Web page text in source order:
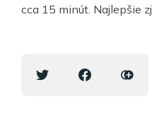
cca 15 minút. Najlepšie